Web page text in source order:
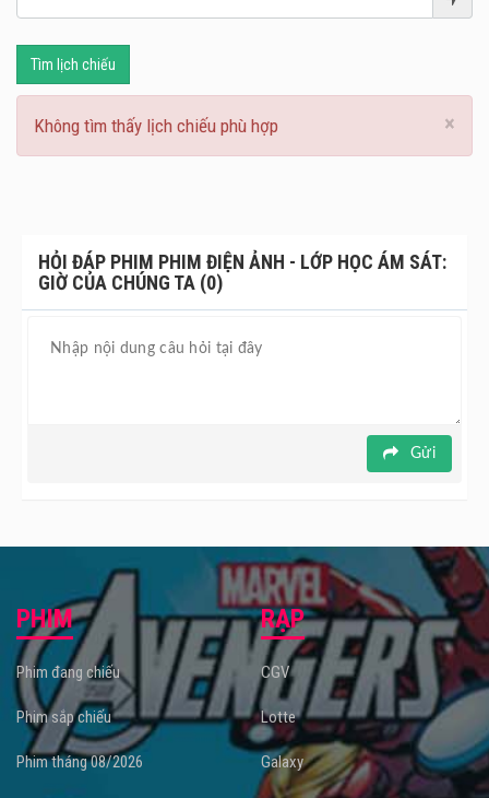
Tìm lịch chiếu
×
Không tìm thấy lịch chiếu phù hợp
HỎI ĐÁP PHIM PHIM ĐIỆN ẢNH - LỚP HỌC ÁM SÁT:
GIỜ CỦA CHÚNG TA (0)
Gửi
PHIM
Phim đang chiếu
Phim sắp chiếu
Phim tháng 08/2026
RẠP
CGV
Lotte
Galaxy